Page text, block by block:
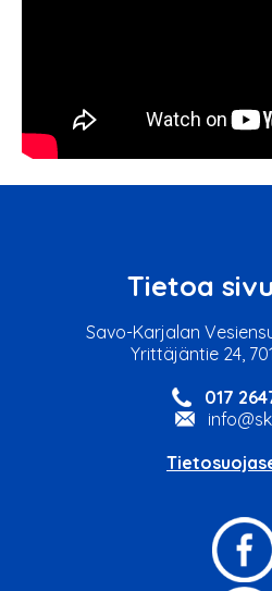
Tietoa
Savo-Karjalan
Yrittäjäntie 24,
017